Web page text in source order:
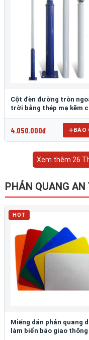
Cột đèn đường tròn
trời bằng thép mạ kẽm
4.050.000đ BÁO
Xem thêm 26
PHẢN QUANG
HOT
Miếng dán phản quang
làm biển báo giao thông